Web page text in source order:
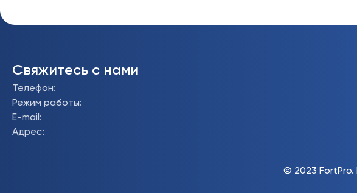
Свяжитесь с нами
Телефон:
Режим работы:
E-mail :
Адрес:
© 2023 FortPro.